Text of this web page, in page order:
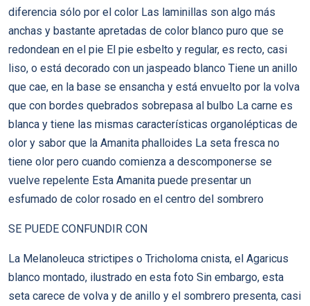
diferencia sólo por el color Las laminillas son algo más
anchas y bastante apretadas de color blanco puro que se
redondean en el pie El pie esbelto y regular, es recto, casi
liso, o está decorado con un jaspeado blanco Tiene un anillo
que cae, en la base se ensancha y está envuelto por la volva
que con bordes quebrados sobrepasa al bulbo La carne es
blanca y tiene las mismas características organolépticas de
olor y sabor que la Amanita phalloides La seta fresca no
tiene olor pero cuando comienza a descomponerse se
vuelve repelente Esta Amanita puede presentar un
esfumado de color rosado en el centro del sombrero
SE PUEDE CONFUNDIR CON
La Melanoleuca strictipes o Tricholoma cnista, el Agaricus
blanco montado, ilustrado en esta foto Sin embargo, esta
seta carece de volva y de anillo y el sombrero presenta, casi